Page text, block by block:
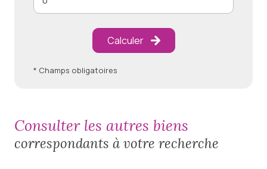
Calculer
* Champs obligatoires
consulter les autres biens
correspondants à votre recherche